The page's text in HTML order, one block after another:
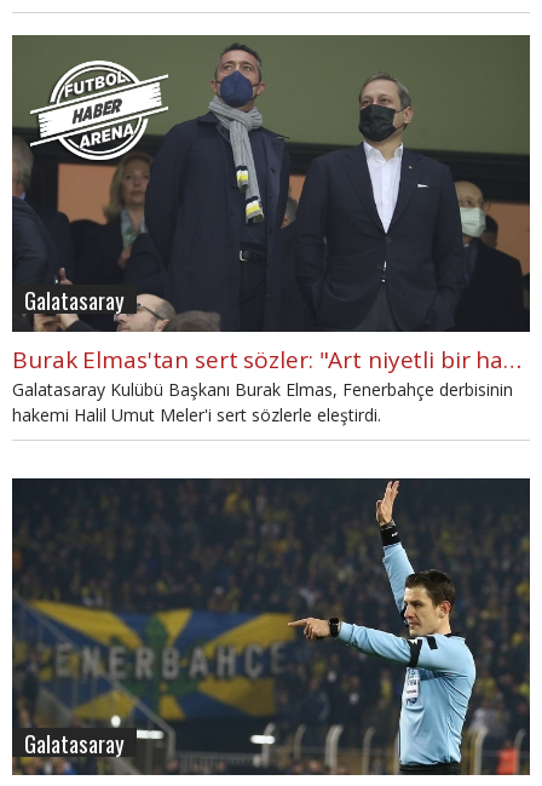
Galatasaray
Burak Elmas'tan sert sözler: "Art niyetli bir hakem yönetimi"
Galatasaray Kulübü Başkanı Burak Elmas, Fenerbahçe derbisinin
hakemi Halil Umut Meler'i sert sözlerle eleştirdi.
Galatasaray